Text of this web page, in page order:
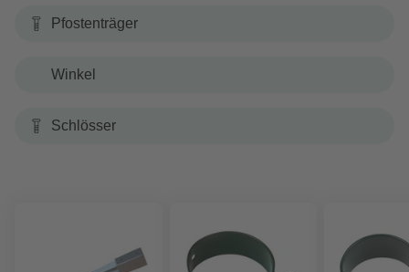
Pfostenträger
Winkel
Schlösser